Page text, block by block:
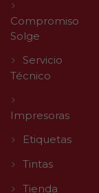
Compromiso
Solge
Servicio
Técnico
Impresoras
Etiquetas
Tintas
Tienda